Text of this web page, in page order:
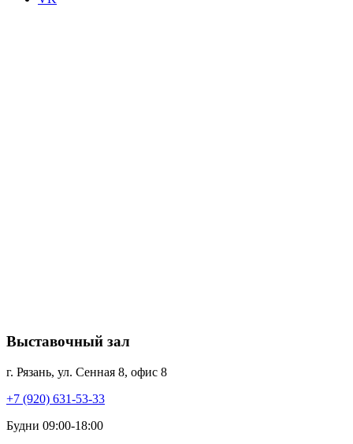
Выставочный зал
г. Рязань, ул. Сенная 8, офис 8
+7 (920) 631-53-33
Будни 09:00-18:00